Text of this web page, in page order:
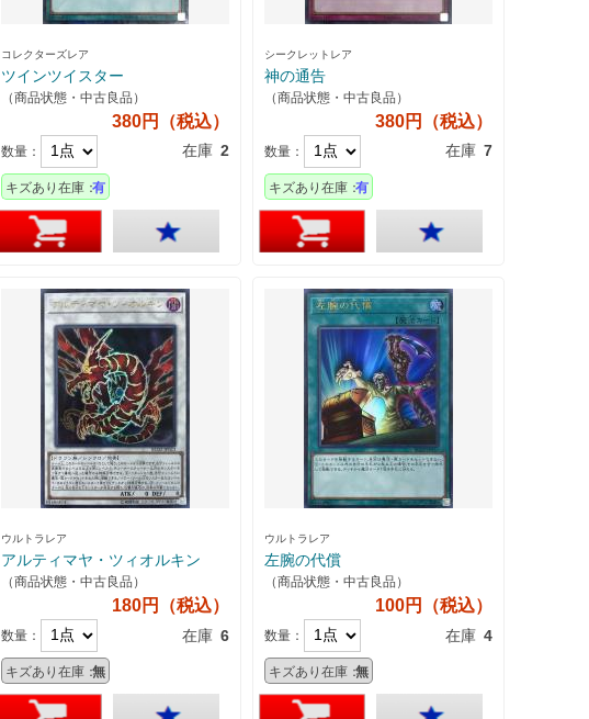
コレクターズレア
ツインツイスター
（商品状態・中古良品）
380円（税込）
数量： 在庫 2
キズあり在庫：有
シークレットレア
神の通告
（商品状態・中古良品）
380円（税込）
数量： 在庫 7
キズあり在庫：有
ウルトラレア
アルティマヤ・ツィオルキン
（商品状態・中古良品）
180円（税込）
数量： 在庫 6
キズあり在庫：無
ウルトラレア
左腕の代償
（商品状態・中古良品）
100円（税込）
数量： 在庫 4
キズあり在庫：無